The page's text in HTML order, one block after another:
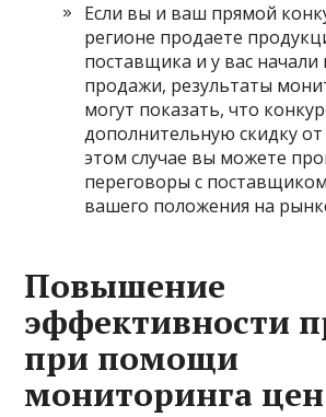
Если вы и ваш прямой
регионе продаете
поставщика и у вас начали
продажи, результаты
могут показать, что
дополнительную скидку
этом случае вы можете
переговоры с
вашего положения на
Повышение
эффективности
при помощи
мониторинга цен